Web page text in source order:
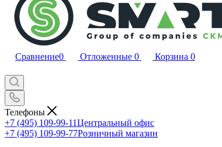
Сравнение0 Отложенные 0 Корзина 0
Телефоны
+7 (495) 109-99-11Центральный офис
+7 (495) 109-99-77Розничный магазин